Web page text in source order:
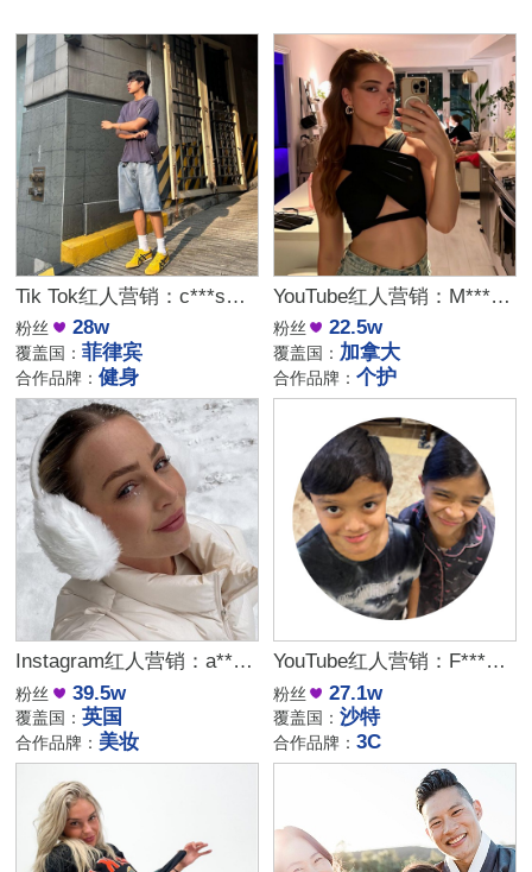
Tik Tok红人营销：c***s｜菲律宾 健身
粉丝 28w
覆盖国：菲律宾
合作品牌：健身
YouTube红人营销：M***Y｜加拿大 个护
粉丝 22.5w
覆盖国： 加拿大
合作品牌：个护
Instagram红人营销：a***e｜英国 美妆
粉丝 39.5w
覆盖国：英国
合作品牌： 美妆
YouTube红人营销：F***y｜沙特 3C
粉丝 27.1w
覆盖国：沙特
合作品牌：3C